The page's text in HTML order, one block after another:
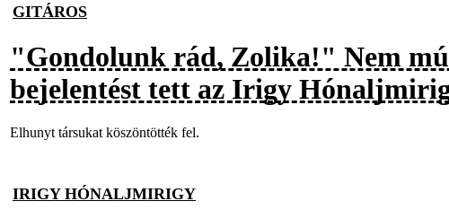
GITÁROS
"Gondolunk rád, Zolika!" Nem
bejelentést tett az Irigy
Elhunyt társukat köszöntötték fel.
IRIGY HÓNALJMIRIGY